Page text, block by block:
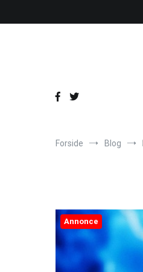
Forside Blog
Annonce